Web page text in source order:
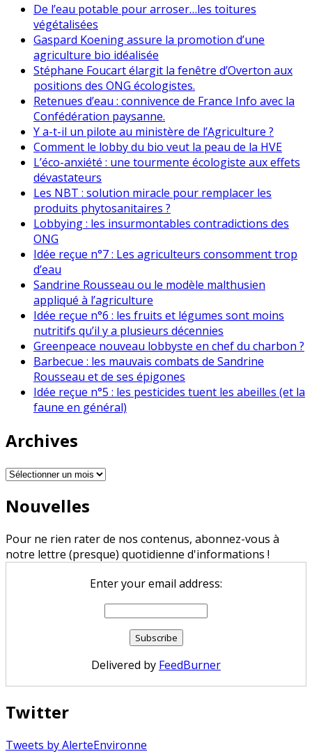
De l’eau potable pour arroser…les toitures
végétalisées
Gaspard Koening assure la promotion d’une
agriculture bio idéalisée
Stéphane Foucart élargit la fenêtre d’Overton aux
positions des ONG écologistes.
Retenues d’eau : connivence de France Info avec la
Confédération paysanne.
Y a-t-il un pilote au ministère de l’Agriculture ?
Comment le lobby du bio veut la peau de la HVE
L’éco-anxiété : une tourmente écologiste aux effets
dévastateurs
Les NBT : solution miracle pour remplacer les
produits phytosanitaires ?
Lobbying : les insurmontables contradictions des
ONG
Idée reçue n°7 : Les agriculteurs consomment trop
d’eau
Sandrine Rousseau ou le modèle malthusien
appliqué à l’agriculture
Idée reçue n°6 : les fruits et légumes sont moins
nutritifs qu’il y a plusieurs décennies
Greenpeace nouveau lobbyste en chef du charbon ?
Barbecue : les mauvais combats de Sandrine
Rousseau et de ses épigones
Idée reçue n°5 : les pesticides tuent les abeilles (et la
faune en général)
Archives
Archives
Nouvelles
Pour ne rien rater de nos contenus, abonnez-vous à
notre lettre (presque) quotidienne d'informations !
Enter your email address:
Delivered by FeedBurner
Twitter
Tweets by AlerteEnvironne